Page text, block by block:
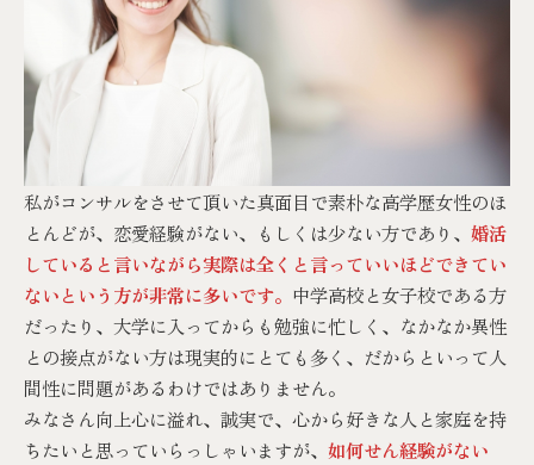
私がコンサルをさせて頂いた真面目で素朴な高学歴女性のほ
とんどが、恋愛経験がない、もしくは少ない方であり、 婚活
していると言いながら実際は全くと言っていいほどできてい
ないという方が非常に多いです。 中学高校と女子校である方
だったり、大学に入ってからも勉強に忙しく、なかなか異性
との接点がない方は現実的にとても多く、だからといって人
間性に問題があるわけではありません。
みなさん向上心に溢れ、誠実で、心から好きな人と家庭を持
ちたいと思っていらっしゃいますが、 如何せん経験がない